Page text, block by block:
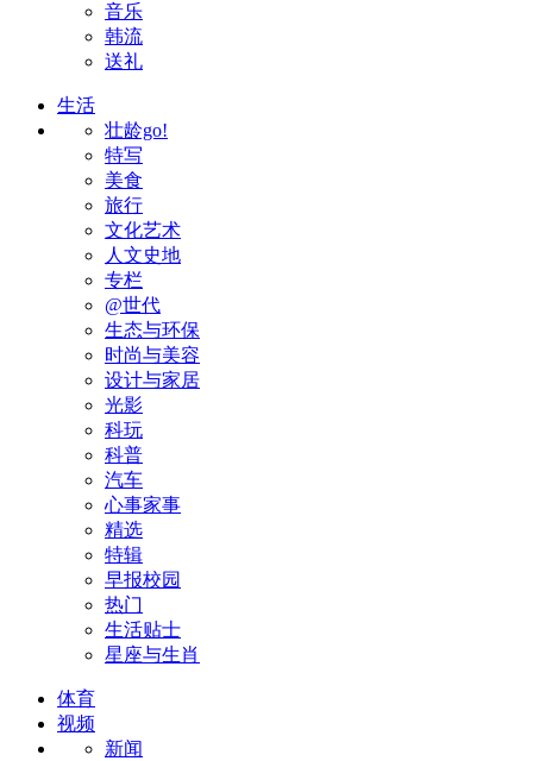
音乐
韩流
送礼
生活
壮龄go!
特写
美食
旅行
文化艺术
人文史地
专栏
@世代
生态与环保
时尚与美容
设计与家居
光影
科玩
科普
汽车
心事家事
精选
特辑
早报校园
热门
生活贴士
星座与生肖
体育
视频
新闻